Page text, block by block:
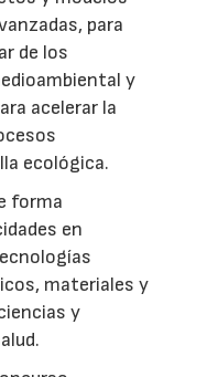
para
de los
y
acelerar la
ecológica.
forma
en
materiales y
y